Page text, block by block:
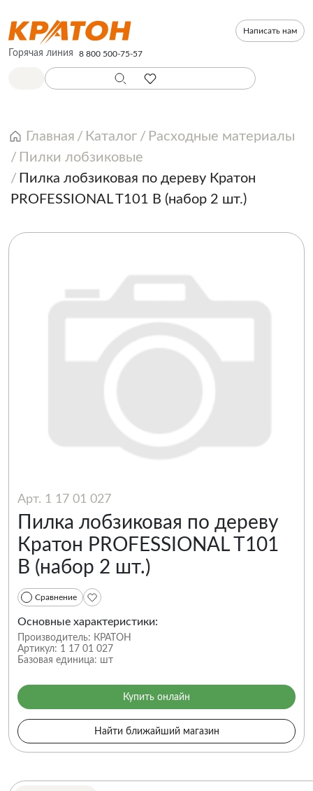
Написать нам
Горячая линия 8 800 500-75-57
Главная Каталог
Расходные материалы
Пилки лобзиковые
Пилка лобзиковая по дереву Кратон
PROFESSIONAL T101 B (набор 2 шт.)
Арт. 1 17 01 027
Пилка лобзиковая по дереву
Кратон PROFESSIONAL T101
B (набор 2 шт.)
Сравнение
Основные характеристики:
Производитель: КРАТОН
Артикул: 1 17 01 027
Базовая единица: шт
Купить онлайн
Найти ближайший магазин